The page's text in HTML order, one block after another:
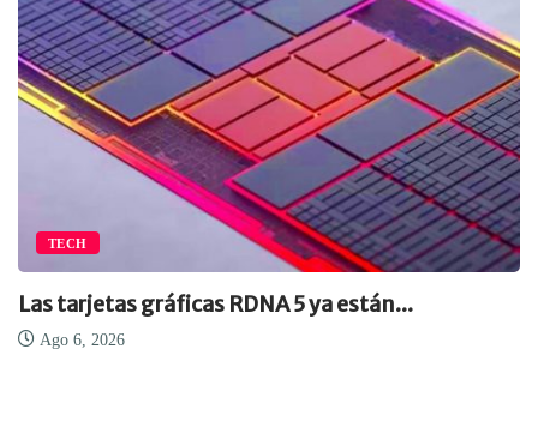
TECH
Las tarjetas gráficas RDNA 5 ya están...
Ago 6, 2026